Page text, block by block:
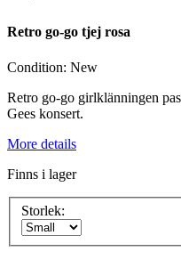
Retro go-go tjej rosa
Condition: New
Retro go-go girlklänningen
Gees konsert.
More details
Finns i lager
Storlek: